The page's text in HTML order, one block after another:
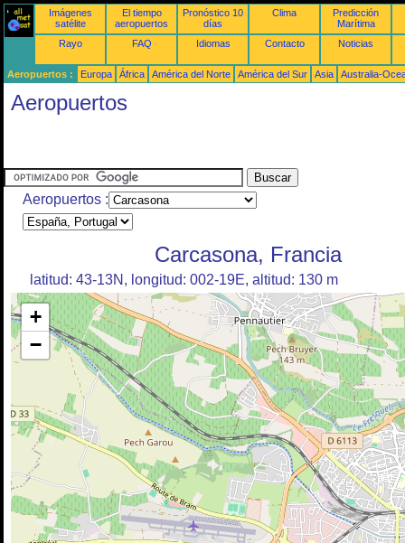
Imágenes
satélite
El tiempo
aeropuertos
Pronóstico 10
días
Clima
Predicción
Marítima
Rayo
FAQ Idiomas Contacto Noticias
Aeropuertos : Europa África América del Norte América del Sur Asia Australia-
Aeropuertos
Aeropuertos :
Carcasona, Francia
latitud: 43-13N, longitud: 002-19E, altitud: 130 m
+
−